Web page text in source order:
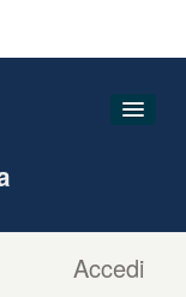
Accedi